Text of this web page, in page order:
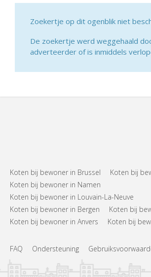
Zoekertje op dit ogenblik niet
De zoekertje werd weggehaald
adverteerder of is inmiddels
Koten bij bewoner in Brussel
Koten bij
Koten bij bewoner in Namen
Koten bij bewoner in Louvain-La-Neuve
Koten bij bewoner in Bergen
Koten bij
Koten bij bewoner in Anvers
Koten bij
FAQ Ondersteuning